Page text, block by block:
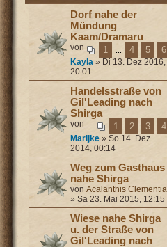
Dorf nahe der
Mündung
Kaam/Dramaru
1 4 5 6
von
Kayla » Di 13. Dez 2016,
20:01
Handelsstraße von
Gil'Leading nach
Shirga
1 2 3 4
von
Marijke » So 14. Dez
2014, 00:14
Weg zum Gasthaus
nahe Shirga
vonAcalanthis Clementia
» Sa 23. Mai 2015, 12:15
Wiese nahe Shirga
u. der Straße von
Gil'Leading nach